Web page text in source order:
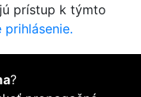
prístup k týmto
prihlásenie.
?